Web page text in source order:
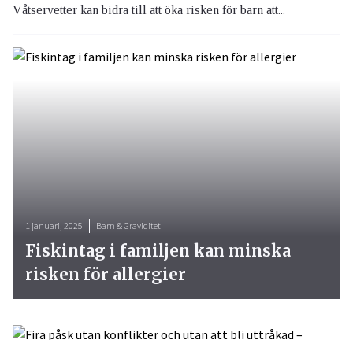
Våtservetter kan bidra till att öka risken för barn att...
1 januari, 2025 Barn & Graviditet
Fiskintag i familjen kan minska
risken för allergier